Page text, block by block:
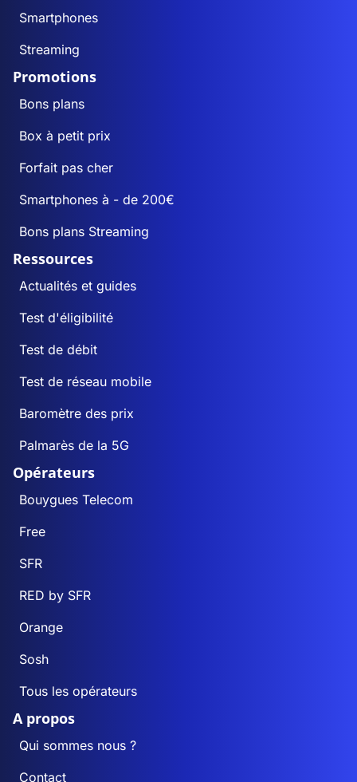
Smartphones
Streaming
Promotions
Bons plans
Box à petit prix
Forfait pas cher
Smartphones à - de 200€
Bons plans Streaming
Ressources
Actualités et guides
Test d'éligibilité
Test de débit
Test de réseau mobile
Baromètre des prix
Palmarès de la 5G
Opérateurs
Bouygues Telecom
Free
SFR
RED by SFR
Orange
Sosh
Tous les opérateurs
A propos
Qui sommes nous ?
Contact